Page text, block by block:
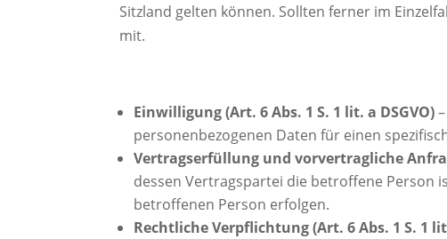
Sitzland gelten können. Sollten ferner im
mit.
Einwilligung (Art. 6 Abs. 1 S. 1 lit. a DSGVO)
personenbezogenen Daten für einen
Vertragserfüllung und vorvertragliche
dessen Vertragspartei die betroffene Person
betroffenen Person erfolgen.
Rechtliche Verpflichtung (Art. 6 Abs. 1 S. 1